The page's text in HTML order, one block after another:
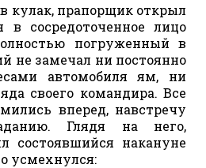
кулак, прапорщик открыл
в сосредоточенное лицо
погруженный в
не замечал ни постоянно
автомобиля ям, ни
своего командира. Все
вперед, навстречу
Глядя на него,
состоявшийся накануне
усмехнулся: